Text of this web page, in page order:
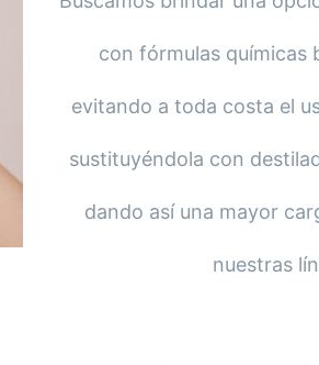
con fórmulas químicas
evitando a toda costa el
sustituyéndola con
dando así una mayor
nuestras